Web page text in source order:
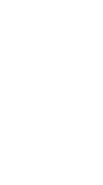
重庆加洲宾馆预订_重庆
加洲光两房朝南,石家庄
重庆市商标变更代理|商
【怪咖吉】文艺控+体育
松树桥中学校公寓厕所